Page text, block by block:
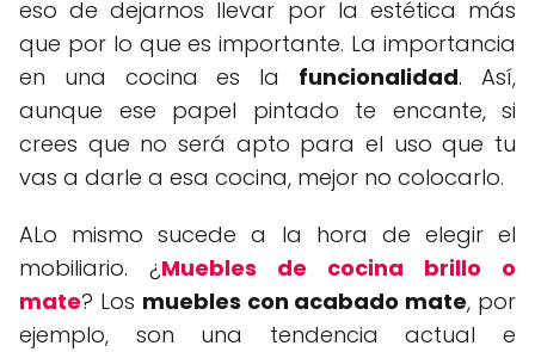
eso de dejarnos llevar por la estética más
que por lo que es importante. La importancia
en una cocina es la funcionalidad. Así,
aunque ese papel pintado te encante, si
crees que no será apto para el uso que tu
vas a darle a esa cocina, mejor no colocarlo.
ALo mismo sucede a la hora de elegir el
mobiliario. ¿Muebles de cocina brillo o
mate? Los muebles con acabado mate, por
ejemplo, son una tendencia actual e